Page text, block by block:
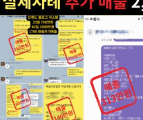
너
뛰
기